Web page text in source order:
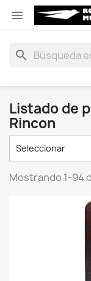

search
Listado de
Rincon
Seleccionar
Mostrando 1-94